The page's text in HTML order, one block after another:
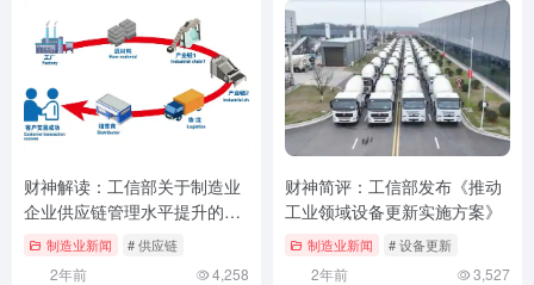
财神解读：工信部关于制造业
企业供应链管理水平提升的指
南 制造业新闻 # 供应链
2年前 4,258
财神简评：工信部发布《推动
工业领域设备更新实施方案》
制造业新闻 # 设备更新
2年前 3,527